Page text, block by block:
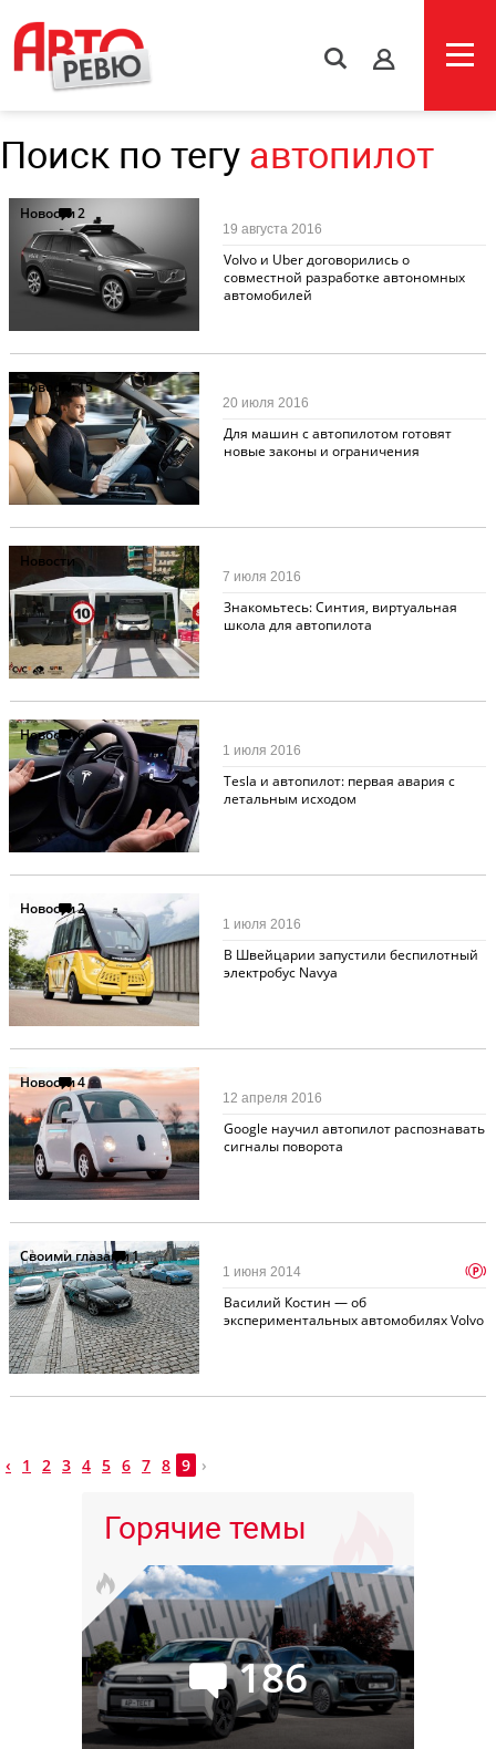
s
Поиск по тегу автопилот
Новости2
Volvo и Uber договорились о
совместной разработке автономных
автомобилей
19 августа 2016
Новости15
Для машин с автопилотом готовят
новые законы и ограничения
20 июля 2016
Новости
Знакомьтесь: Синтия, виртуальная
школа для автопилота
7 июля 2016
Новости60
Tesla и автопилот: первая авария с
летальным исходом
1 июля 2016
Новости2
В Швейцарии запустили беспилотный
электробус Navya
1 июля 2016
Новости4
Google научил автопилот распознавать
сигналы поворота
12 апреля 2016
Своими глазами1
Василий Костин — об
экспериментальных автомобилях Volvo
1 июня 2014 p
‹ 1 2 3 4 5 6 7 8 9 ›
Горячие темы
186